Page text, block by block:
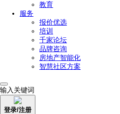
教育
服务
报价优选
培训
千家论坛
品牌咨询
房地产智能化
智慧社区方案
输入关键词
登录/注册